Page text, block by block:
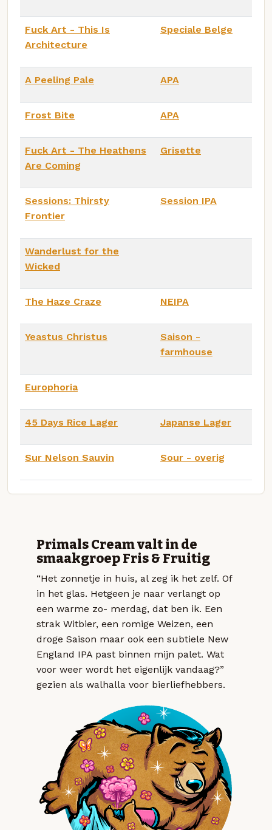
Fuck Art - This Is
Architecture
Speciale Belge
A Peeling Pale APA
Frost Bite APA
Fuck Art - The Heathens
Are Coming
Grisette
Sessions: Thirsty
Frontier
Session IPA
Wanderlust for the
Wicked
The Haze Craze NEIPA
Yeastus Christus
Saison -
farmhouse
Europhoria
45 Days Rice Lager Japanse Lager
Sur Nelson Sauvin Sour - overig
Primals Cream valt in de
smaakgroep Fris & Fruitig
“Het zonnetje in huis, al zeg ik het zelf. Of
in het glas. Hetgeen je naar verlangt op
een warme zo- merdag, dat ben ik. Een
strak Witbier, een romige Weizen, een
droge Saison maar ook een subtiele New
England IPA past binnen mijn palet. Wat
voor weer wordt het eigenlijk vandaag?”
gezien als walhalla voor bierliefhebbers.